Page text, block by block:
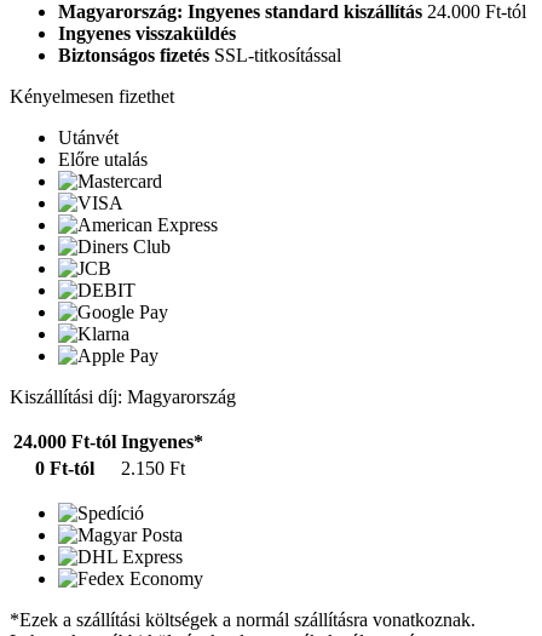
Magyarország: Ingyenes standard kiszállítás 24.000 Ft-tól
Ingyenes visszaküldés
Biztonságos fizetés SSL-titkosítással
Kényelmesen fizethet
Utánvét
Előre utalás
Kiszállítási díj: Magyarország
24.000 Ft-tól Ingyenes*
0 Ft-tól
2.150 Ft
*Ezek a szállítási költségek a normál szállításra vonatkoznak.